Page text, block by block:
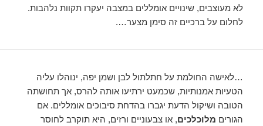
לא מעוצבים, שינויים אומללים במצבה יעקרו תקוות נלהבות.
לחלום על ברכיים זה סימן מצער….
…לאישה החולמת על חתלתול לבן ושמן יפה, ינוהלו עליה
הטעיות אמנותיות, שכמעט ירתיעו אותה להרס, אך תחושתה
הטובה ושיקול הדעת יגברו בהדחת סיבוכים אומללים. אם
הגורים מלוכלכים, או צבעוניים ורזים, היא תוקרב לחוסר